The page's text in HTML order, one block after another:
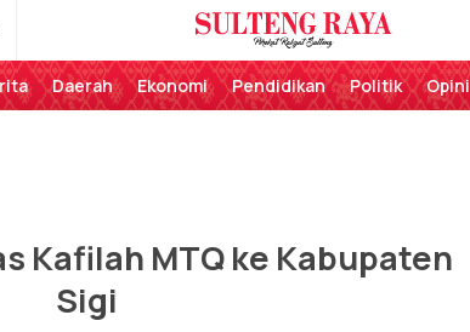
Sulteng Raya
Perekat Rakyat Sulteng
Daerah Ekonomi Pendidikan Politik Opini
Kafilah MTQ ke Kabupaten
Sigi